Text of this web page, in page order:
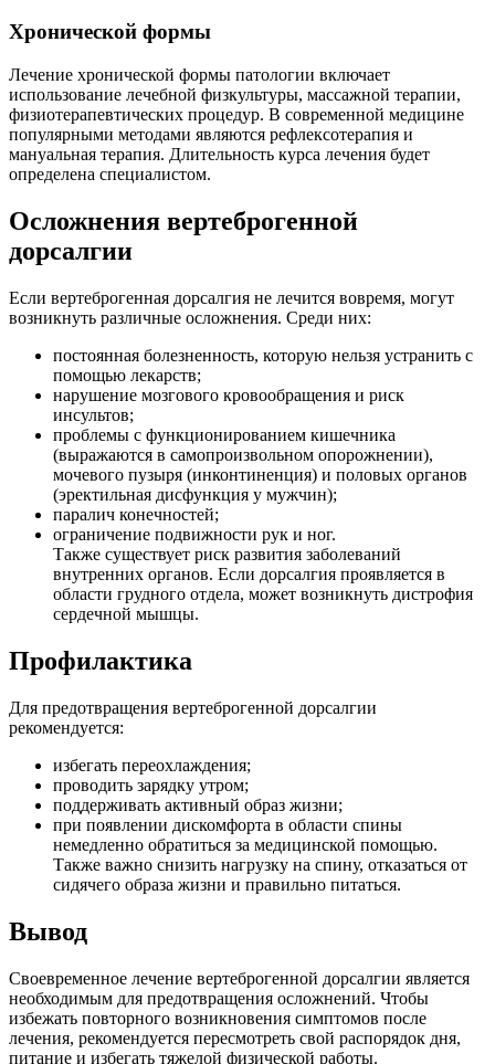
Хронической формы
Лечение хронической формы патологии включает
использование лечебной физкультуры, массажной терапии,
физиотерапевтических процедур. В современной медицине
популярными методами являются рефлексотерапия и
мануальная терапия. Длительность курса лечения будет
определена специалистом.
Осложнения вертеброгенной
дорсалгии
Если вертеброгенная дорсалгия не лечится вовремя, могут
возникнуть различные осложнения. Среди них:
постоянная болезненность, которую нельзя устранить с
помощью лекарств;
нарушение мозгового кровообращения и риск
инсультов;
проблемы с функционированием кишечника
(выражаются в самопроизвольном опорожнении),
мочевого пузыря (инконтиненция) и половых органов
(эректильная дисфункция у мужчин);
паралич конечностей;
ограничение подвижности рук и ног.
Также существует риск развития заболеваний
внутренних органов. Если дорсалгия проявляется в
области грудного отдела, может возникнуть дистрофия
сердечной мышцы.
Профилактика
Для предотвращения вертеброгенной дорсалгии
рекомендуется:
избегать переохлаждения;
проводить зарядку утром;
поддерживать активный образ жизни;
при появлении дискомфорта в области спины
немедленно обратиться за медицинской помощью.
Также важно снизить нагрузку на спину, отказаться от
сидячего образа жизни и правильно питаться.
Вывод
Своевременное лечение вертеброгенной дорсалгии является
необходимым для предотвращения осложнений. Чтобы
избежать повторного возникновения симптомов после
лечения, рекомендуется пересмотреть свой распорядок дня,
питание и избегать тяжелой физической работы.